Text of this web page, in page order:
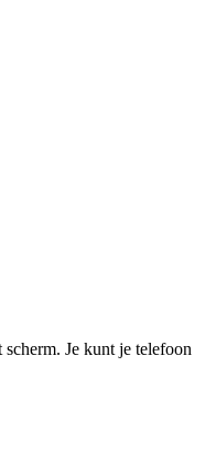
Je kunt je telefoon